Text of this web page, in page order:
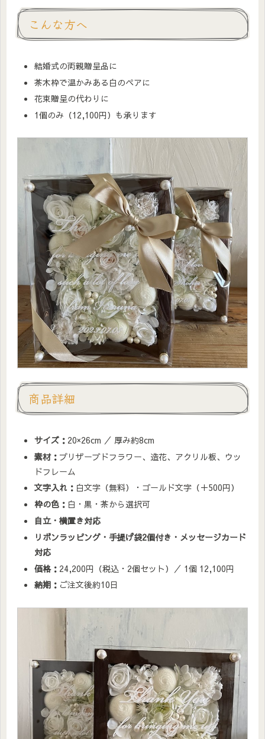
こんな方へ
結婚式の両親贈呈品に
茶木枠で温かみある白のペアに
花束贈呈の代わりに
1個のみ（12,100円）も承ります
商品詳細
サイズ： 20×26cm ／ 厚み約8cm
素材： プリザーブドフラワー、造花、アクリル板、ウッ
ドフレーム
文字入れ： 白文字（無料）・ゴールド文字（＋500円）
枠の色： 白・黒・茶から選択可
自立・横置き対応
リボンラッピング・手提げ袋2個付き・メッセージカード
対応
価格： 24,200円（税込・2個セット）／ 1個 12,100円
納期： ご注文後約10日